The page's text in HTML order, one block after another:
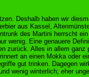
Deshalb haben wir
aus Kassel,
des Martini herrscht
wenig. Eine genauere
zurück. Alles in allem ganz
an einen Mokka oder
gut trinken. Dagegen
wenig winterlich; eher